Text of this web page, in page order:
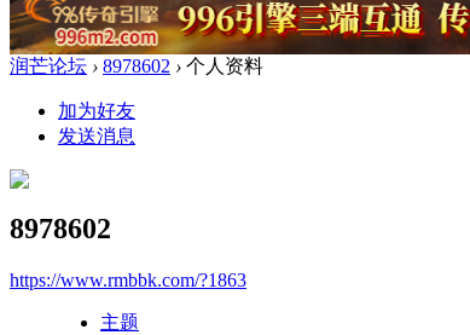
润芒论坛 › 8978602 › 个人资料
加为好友
发送消息
8978602
https://www.rmbbk.com/?1863
主题